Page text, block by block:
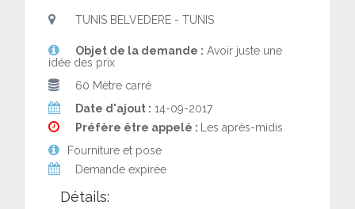
TUNIS BELVEDERE - TUNIS
Objet de la demande : Avoir juste une
idée des prix
60 Mètre carré
Date d'ajout : 14-09-2017
Préfère être appelé : Les après-midis
Fourniture et pose
Demande expirée
Détails: